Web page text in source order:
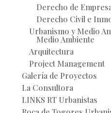
Derecho de
Derecho Civil e
Urbanismo y Medio
Medio Ambiente
Arquitectura
Project Management
Galería de Proyectos
La Consultora
LINKS RT Urbanistas